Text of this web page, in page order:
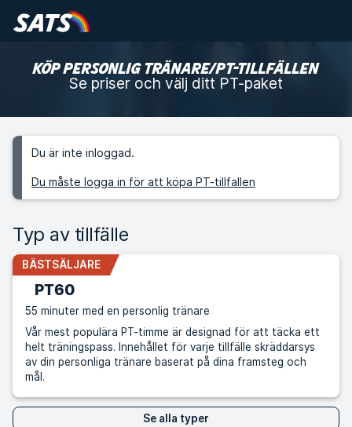
KÖP PERSONLIG TRÄNARE/PT-TILLFÄLLEN
Se priser och välj ditt PT-paket
Du är inte inloggad.
Du måste logga in för att köpa PT-tillfallen
Typ av tillfälle
PT60
BÄSTSÄLJARE
55 minuter med en personlig tränare
Vår mest populära PT-timme är designad för att täcka ett
helt träningspass. Innehållet för varje tillfälle skräddarsys
av din personliga tränare baserat på dina framsteg och
mål.
Se alla typer